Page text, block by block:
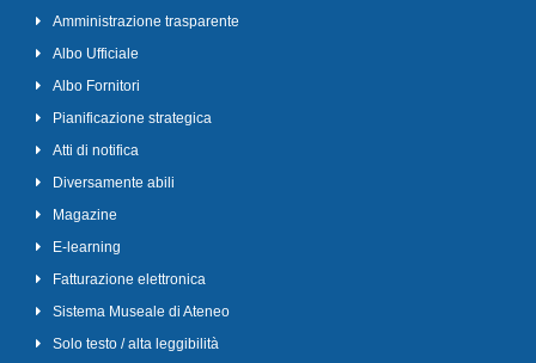
Amministrazione trasparente
Albo Ufficiale
Albo Fornitori
Pianificazione strategica
Atti di notifica
Diversamente abili
Magazine
E-learning
Fatturazione elettronica
Sistema Museale di Ateneo
Solo testo / alta leggibilità